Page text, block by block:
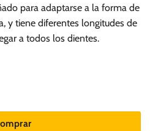
para adaptarse a la forma de
y tiene diferentes longitudes de
a todos los dientes.
y Gatos cantidad